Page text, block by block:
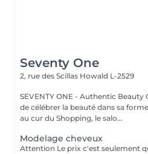
Seventy One
2, rue des Scillas Howald L-2529
SEVENTY ONE - Authentic
de célébrer la beauté dans sa
au cur du Shopping, le salo...
Modelage cheveux